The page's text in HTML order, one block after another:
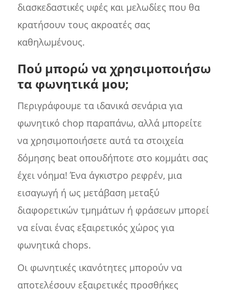
διασκεδαστικές υφές και μελωδίες που θα
κρατήσουν τους ακροατές σας
καθηλωμένους.
Πού μπορώ να χρησιμοποιήσω
τα φωνητικά μου;
Περιγράφουμε τα ιδανικά σενάρια για
φωνητικό chop παραπάνω, αλλά μπορείτε
να χρησιμοποιήσετε αυτά τα στοιχεία
δόμησης beat οπουδήποτε στο κομμάτι σας
έχει νόημα! Ένα άγκιστρο ρεφρέν, μια
εισαγωγή ή ως μετάβαση μεταξύ
διαφορετικών τμημάτων ή φράσεων μπορεί
να είναι ένας εξαιρετικός χώρος για
φωνητικά chops.
Οι φωνητικές ικανότητες μπορούν να
αποτελέσουν εξαιρετικές προσθήκες